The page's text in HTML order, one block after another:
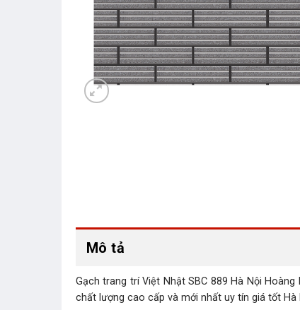
Mô tả
Gạch trang trí Việt Nhật SBC 889 Hà Nội
chất lượng cao cấp và mới nhất uy tín giá tốt Hà